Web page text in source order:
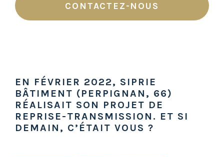
CONTACTEZ-NOUS
EN FÉVRIER 2022, SIPRIE
BÂTIMENT (PERPIGNAN, 66)
RÉALISAIT SON PROJET DE
REPRISE-TRANSMISSION. ET SI
DEMAIN, C’ÉTAIT VOUS ?